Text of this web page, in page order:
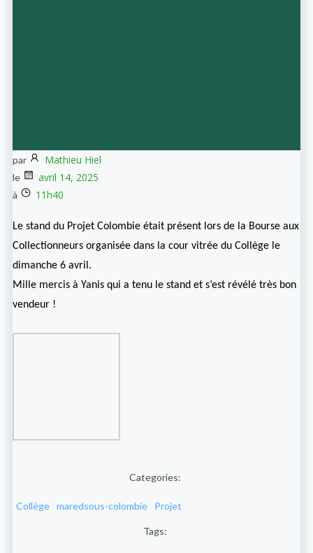
par Mathieu Hiel
le avril 14, 2025
à 11h40
Le stand du Projet Colombie était présent lors de la Bourse aux
Collectionneurs organisée dans la cour vitrée du Collège le
dimanche 6 avril.
Mille mercis à Yanis qui a tenu le stand et s’est révélé très bon
vendeur !
Categories:
Collège maredsous-colombie Projet
Tags: